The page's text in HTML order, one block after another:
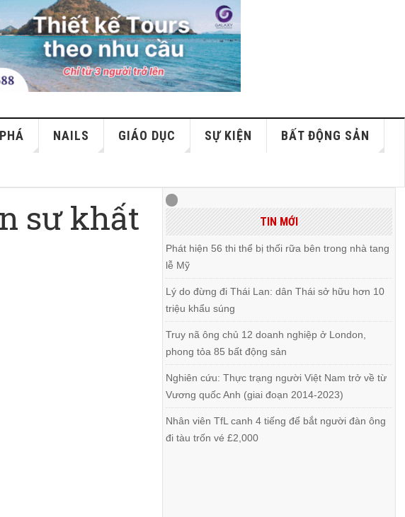
NAILS GIÁO DỤC SỰ KIỆN BẤT ĐỘNG SẢN
sư khất
TIN MỚI
Phát hiện 56 thi thể bị thối rữa bên trong nhà tang
lễ Mỹ
Lý do đừng đi Thái Lan: dân Thái sở hữu hơn 10
triệu khẩu súng
Truy nã ông chủ 12 doanh nghiệp ở London,
phong tỏa 85 bất động sản
Nghiên cứu: Thực trạng người Việt Nam trở về từ
Vương quốc Anh (giai đoạn 2014-2023)
Nhân viên TfL canh 4 tiếng để bắt người đàn ông
đi tàu trốn vé £2,000